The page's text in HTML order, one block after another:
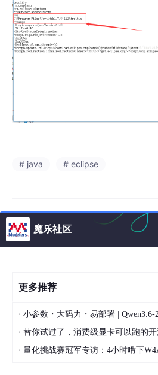
# java # eclipse
魔乐社区
更多推荐
· 小参数・大码力・易部署 | Qwen3.6-27B上线魔乐
· 替你试过了，消费级显卡可以跑的开源文生图SOTA
· 量化挑战赛冠军专访：4小时啃下